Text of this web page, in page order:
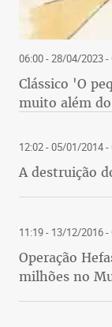
06:00 - 28/04/2023-
Clássico 'O
muito além
12:02 - 05/01/2014-
A destruição
11:19 - 13/12/2016-
Operação
milhões no